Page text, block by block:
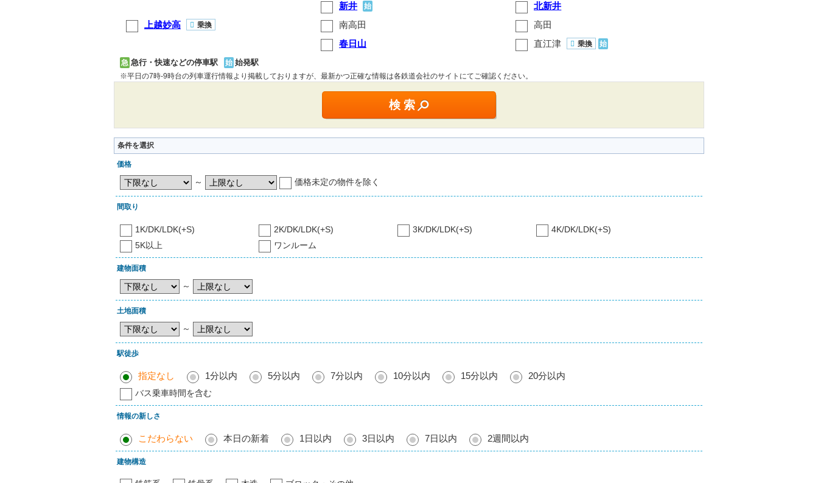
新井 始
北新井
上越妙高
乗換 南高田
高田
春日山
直江津 乗換 始
急 急行・快速などの停車駅 始 始発駅
※平日の7時-9時台の列車運行情報より掲載しておりますが、最新かつ正確な情報は各鉄道会社のサイトにてご確認ください。
条件を選択
価格
～ 価格未定の物件を除く
間取り
1K/DK/LDK(+S) 2K/DK/LDK(+S) 3K/DK/LDK(+S)
4K/DK/LDK(+S)
5K以上
ワンルーム
建物面積
～
土地面積
～
駅徒歩
指定なし 1分以内 5分以内 7分以内 10分以内 15分以内 20分以内
バス乗車時間を含む
情報の新しさ
こだわらない 本日の新着 1日以内 3日以内 7日以内 2週間以内
建物構造